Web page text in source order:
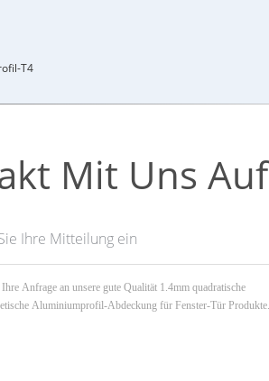
T4
Mit Uns Auf
Ihre Mitteilung ein